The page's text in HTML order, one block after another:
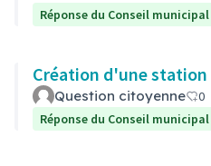
Réponse du Conseil
Création d'une
Question citoyenne
0
Réponse du Conseil